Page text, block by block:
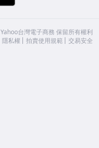
Yahoo台灣電子商務 保留所有權利
隱私權 拍賣使用規範 交易安全